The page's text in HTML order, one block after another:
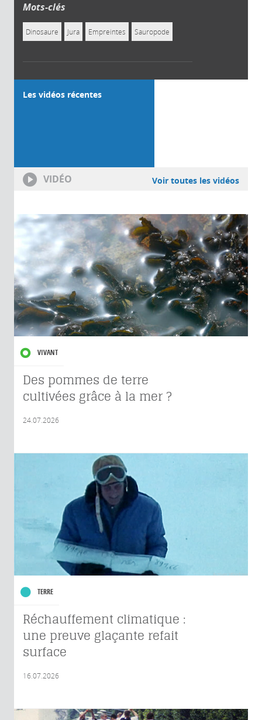
Mots-clés
Dinosaure Jura Empreintes Sauropode
Les vidéos récentes
VIDÉO Voir toutes les vidéos
VIVANT
Des pommes de terre
cultivées grâce à la mer ?
24.07.2026
TERRE
Réchauffement climatique :
une preuve glaçante refait
surface
16.07.2026